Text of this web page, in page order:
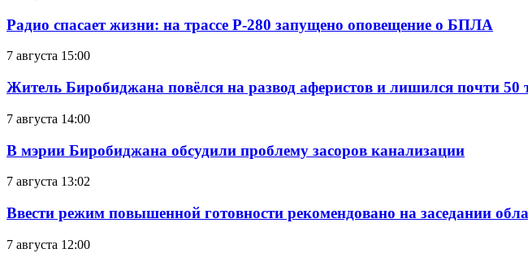
Радио спасает жизни: на трассе Р-280 запущено оповещение о БПЛА
7 августа 15:00
Житель Биробиджана повёлся на развод аферистов и лишился почти 50
7 августа 14:00
В мэрии Биробиджана обсудили проблему засоров канализации
7 августа 13:02
Ввести режим повышенной готовности рекомендовано на заседании
7 августа 12:00